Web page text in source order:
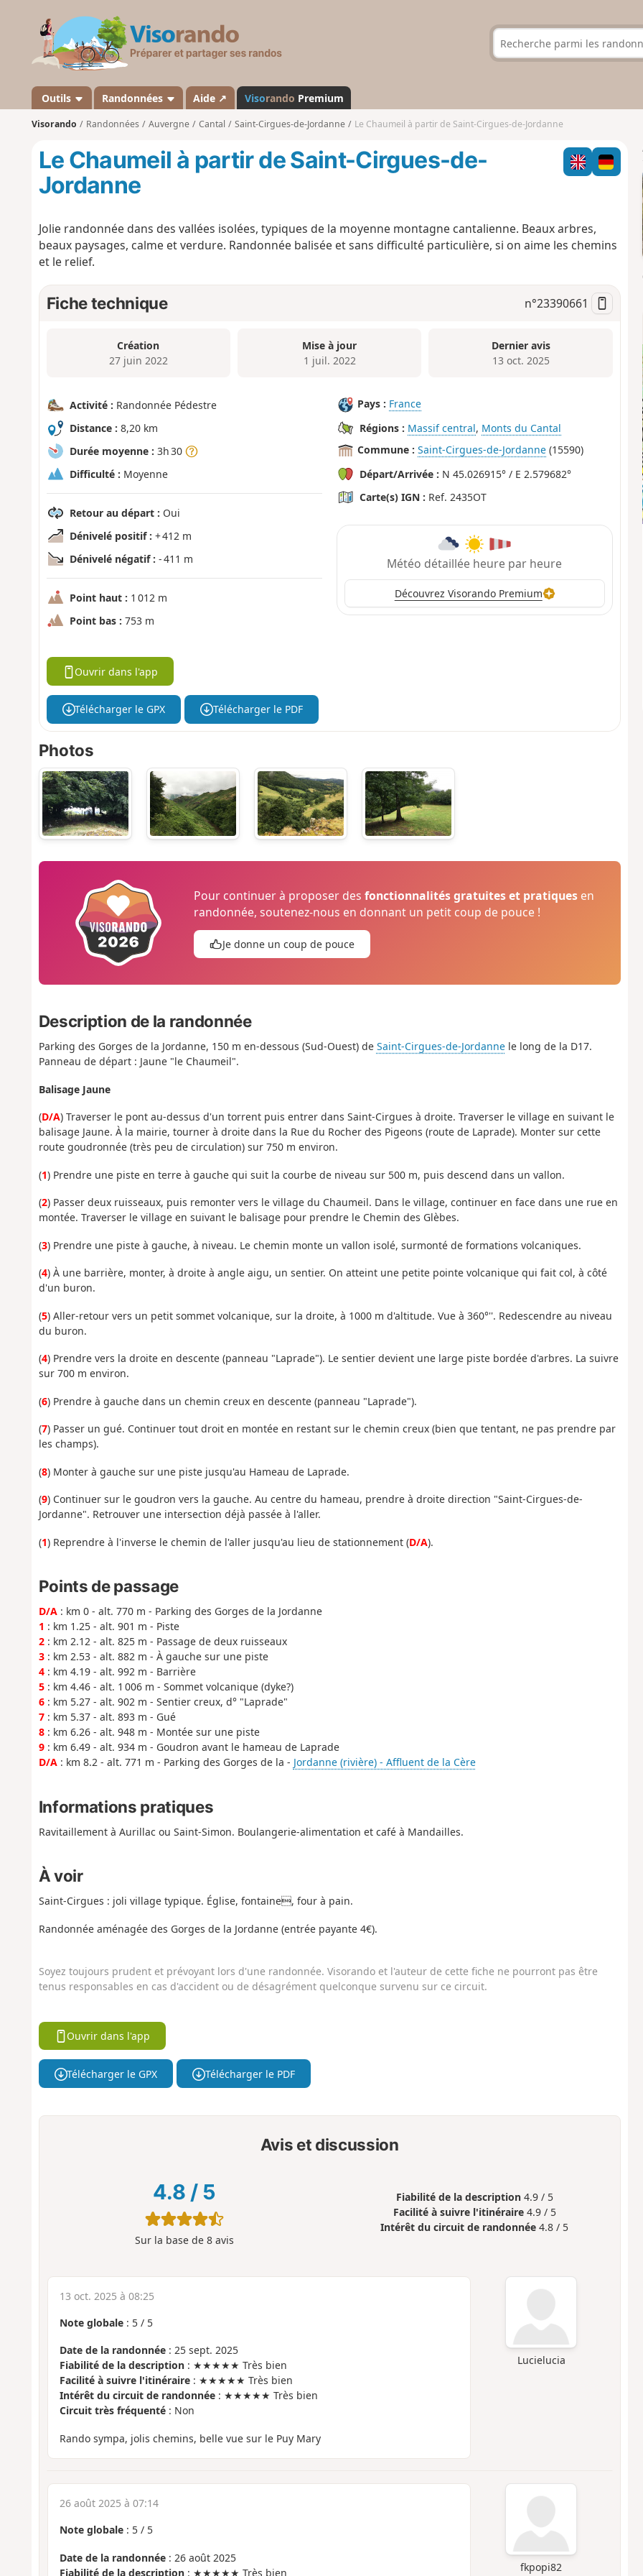
s
a
n
d
Outils Randonnées Aide ↗ Visorando Premium
Visorando Randonnées Auvergne Cantal Saint-Cirgues-de-Jordanne Le Chaumeil à partir de Saint-Cirgues-de-Jordanne
Le Chaumeil à partir de Saint-Cirgues-de-
Jordanne
Jolie randonnée dans des vallées isolées, typiques de la moyenne montagne cantalienne. Beaux arbres,
beaux paysages, calme et verdure. Randonnée balisée et sans difficulté particulière, si on aime les chemins
et le relief.
Fiche technique n°23390661
Création
27 juin 2022
Mise à jour
1 juil. 2022
Dernier avis
13 oct. 2025
Activité : Randonnée Pédestre
Distance : 8,20 km
Durée moyenne : 3h 30
Difficulté : Moyenne
Retour au départ : Oui
Dénivelé positif : + 412 m
Dénivelé négatif : - 411 m
Point haut : 1 012 m
Point bas : 753 m
Pays : France
Régions : Massif central, Monts du Cantal
Commune : Saint-Cirgues-de-Jordanne (15590)
Départ/Arrivée : N 45.026915° / E 2.579682°
Carte(s) IGN : Ref. 2435OT
Météo détaillée heure par heure
Découvrez Visorando Premium
Ouvrir dans l'app
Télécharger le GPX Télécharger le PDF
Photos
Pour continuer à proposer desfonctionnalités gratuites et pratiques en
randonnée, soutenez-nous en donnant un petit coup de pouce !
Je donne un coup de pouce
Description de la randonnée
Parking des Gorges de la Jordanne, 150 m en-dessous (Sud-Ouest) de Saint-Cirgues-de-Jordannele long de la D17.
Panneau de départ : Jaune "le Chaumeil".
Balisage Jaune
(D/A) Traverser le pont au-dessus d'un torrent puis entrer dans Saint-Cirgues à droite. Traverser le village en suivant le
balisage Jaune. À la mairie, tourner à droite dans la Rue du Rocher des Pigeons (route de Laprade). Monter sur cette
route goudronnée (très peu de circulation) sur 750 m environ.
(1) Prendre une piste en terre à gauche qui suit la courbe de niveau sur 500 m, puis descend dans un vallon.
(2) Passer deux ruisseaux, puis remonter vers le village du Chaumeil. Dans le village, continuer en face dans une rue en
montée. Traverser le village en suivant le balisage pour prendre le Chemin des Glèbes.
(3) Prendre une piste à gauche, à niveau. Le chemin monte un vallon isolé, surmonté de formations volcaniques.
(4) À une barrière, monter, à droite à angle aigu, un sentier. On atteint une petite pointe volcanique qui fait col, à côté
d'un buron.
(5) Aller-retour vers un petit sommet volcanique, sur la droite, à 1000 m d'altitude. Vue à 360°''. Redescendre au niveau
du buron.
(4) Prendre vers la droite en descente (panneau "Laprade"). Le sentier devient une large piste bordée d'arbres. La suivre
sur 700 m environ.
(6) Prendre à gauche dans un chemin creux en descente (panneau "Laprade").
(7) Passer un gué. Continuer tout droit en montée en restant sur le chemin creux (bien que tentant, ne pas prendre par
les champs).
(8) Monter à gauche sur une piste jusqu'au Hameau de Laprade.
(9) Continuer sur le goudron vers la gauche. Au centre du hameau, prendre à droite direction "Saint-Cirgues-de-
Jordanne". Retrouver une intersection déjà passée à l'aller.
(1) Reprendre à l'inverse le chemin de l'aller jusqu'au lieu de stationnement (D/A).
Points de passage
D/A: km 0 - alt. 770 m - Parking des Gorges de la Jordanne
1 : km 1.25 - alt. 901 m - Piste
2: km 2.12 - alt. 825 m - Passage de deux ruisseaux
3: km 2.53 - alt. 882 m - À gauche sur une piste
4: km 4.19 - alt. 992 m - Barrière
5: km 4.46 - alt. 1 006 m - Sommet volcanique (dyke?)
6: km 5.27 - alt. 902 m - Sentier creux, d° "Laprade"
7: km 5.37 - alt. 893 m - Gué
8: km 6.26 - alt. 948 m - Montée sur une piste
9: km 6.49 - alt. 934 m - Goudron avant le hameau de Laprade
D/A: km 8.2 - alt. 771 m - Parking des Gorges de la - Jordanne (rivière) - Affluent de la Cère
Informations pratiques
Ravitaillement à Aurillac ou Saint-Simon. Boulangerie-alimentation et café à Mandailles.
À voir
Saint-Cirgues : joli village typique. Église, fontaine, four à pain.
Randonnée aménagée des Gorges de la Jordanne (entrée payante 4€).
Soyez toujours prudent et prévoyant lors d'une randonnée. Visorando et l'auteur de cette fiche ne pourront pas être
tenus responsables en cas d'accident ou de désagrément quelconque survenu sur ce circuit.
Ouvrir dans l'app
Télécharger le GPX Télécharger le PDF
Avis et discussion
4.8 / 5
Sur la base de 8avis
Fiabilité de la description 4.9 / 5
Facilité à suivre l'itinéraire 4.9 / 5
Intérêt du circuit de randonnée 4.8 / 5
Lucielucia
13 oct. 2025 à 08:25
Note globale: 5/ 5
Date de la randonnée: 25 sept. 2025
Fiabilité de la description: ★★★★★ Très bien
Facilité à suivre l'itinéraire: ★★★★★ Très bien
Intérêt du circuit de randonnée: ★★★★★ Très bien
Circuit très fréquenté: Non
Rando sympa, jolis chemins, belle vue sur le Puy Mary
fkpopi82
26 août 2025 à 07:14
Note globale: 5/ 5
Date de la randonnée: 26 août 2025
Fiabilité de la description: ★★★★★ Très bien